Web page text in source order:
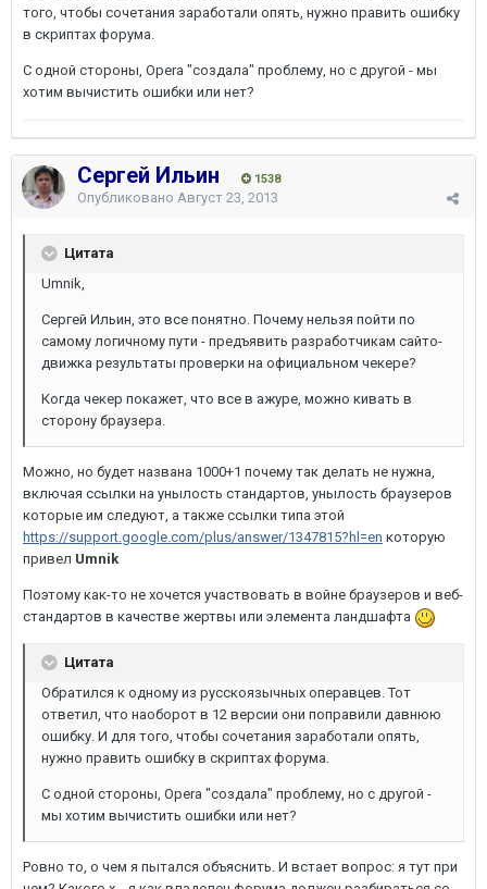
того, чтобы сочетания заработали опять, нужно править ошибку
в скриптах форума.
С одной стороны, Opera "создала" проблему, но с другой - мы
хотим вычистить ошибки или нет?
Сергей Ильин 1538
Опубликовано Август 23, 2013
Цитата
Umnik,
Сергей Ильин, это все понятно. Почему нельзя пойти по
самому логичному пути - предъявить разработчикам сайто-
движка результаты проверки на официальном чекере?
Когда чекер покажет, что все в ажуре, можно кивать в
сторону браузера.
Можно, но будет названа 1000+1 почему так делать не нужна,
включая ссылки на унылость стандартов, унылость браузеров
которые им следуют, а также ссылки типа этой
https://support.google.com/plus/answer/1347815?hl=en которую
привел Umnik
Поэтому как-то не хочется участвовать в войне браузеров и веб-
стандартов в качестве жертвы или элемента ландшафта
Цитата
Обратился к одному из русскоязычных операвцев. Тот
ответил, что наоборот в 12 версии они поправили давнюю
ошибку. И для того, чтобы сочетания заработали опять,
нужно править ошибку в скриптах форума.
С одной стороны, Opera "создала" проблему, но с другой -
мы хотим вычистить ошибки или нет?
Ровно то, о чем я пытался объяснить. И встает вопрос: я тут при